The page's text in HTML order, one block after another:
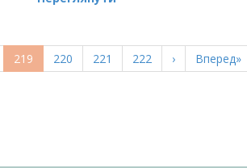
Поточна
сторінка
219 Page
220 Page
221 Page
222
Наступна
сторінка
›
Остання
сторінка
Вперед»